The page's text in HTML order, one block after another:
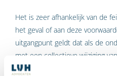
Het is zeer afhankelijk van de
het geval of aan deze
uitgangpunt geldt dat als de
met een collectieve wijziging
arbeidsvoorwaardenpakket, het